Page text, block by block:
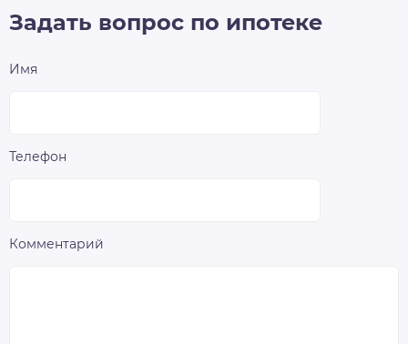
Задать вопрос по ипотеке
Имя
Телефон
Комментарий